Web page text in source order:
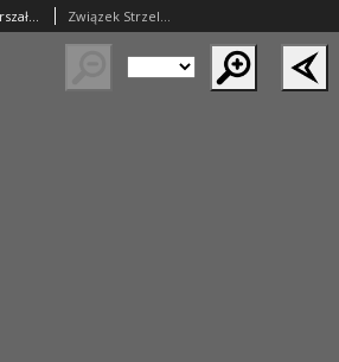
Jednodniówka pleszewska z okazji imienin Marszałka Piłsudskiego 19. III. 1930 Związek Strzelecki Powiatu Pleszewskiego